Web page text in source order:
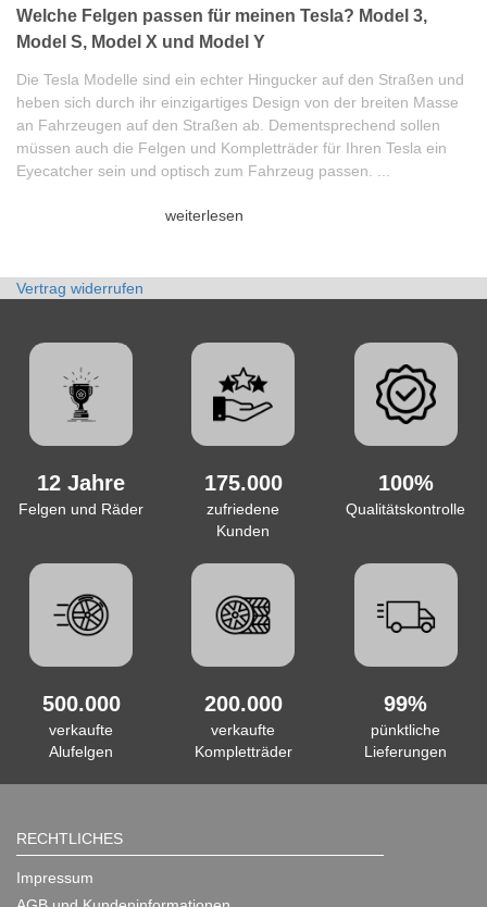
Welche Felgen passen für meinen Tesla? Model 3,
Model S, Model X und Model Y
Die Tesla Modelle sind ein echter Hingucker auf den Straßen und
heben sich durch ihr einzigartiges Design von der breiten Masse
an Fahrzeugen auf den Straßen ab. Dementsprechend sollen
müssen auch die Felgen und Kompletträder für Ihren Tesla ein
Eyecatcher sein und optisch zum Fahrzeug passen. ...
weiterlesen
Vertrag widerrufen
12 Jahre
Felgen und Räder
175.000
zufriedene
Kunden
100%
Qualitätskontrolle
500.000
verkaufte
Alufelgen
200.000
verkaufte
Kompletträder
99%
pünktliche
Lieferungen
RECHTLICHES
Impressum